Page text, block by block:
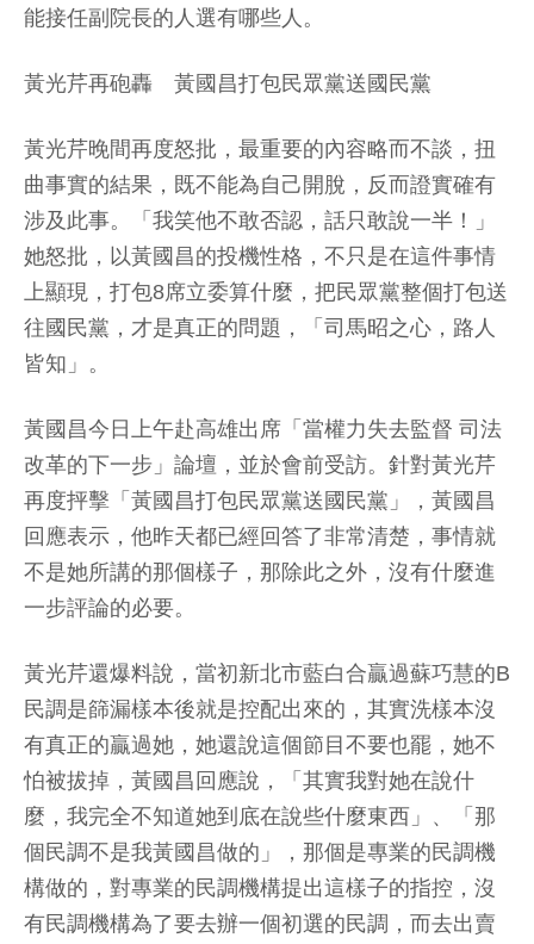
能接任副院長的人選有哪些人。
黃光芹再砲轟 黃國昌打包民眾黨送國民黨
黃光芹晚間再度怒批，最重要的內容略而不談，扭
曲事實的結果，既不能為自己開脫，反而證實確有
涉及此事。「我笑他不敢否認，話只敢說一半！」
她怒批，以黃國昌的投機性格，不只是在這件事情
上顯現，打包8席立委算什麼，把民眾黨整個打包送
往國民黨，才是真正的問題，「司馬昭之心，路人
皆知」。
黃國昌今日上午赴高雄出席「當權力失去監督 司法
改革的下一步」論壇，並於會前受訪。針對黃光芹
再度抨擊「黃國昌打包民眾黨送國民黨」，黃國昌
回應表示，他昨天都已經回答了非常清楚，事情就
不是她所講的那個樣子，那除此之外，沒有什麼進
一步評論的必要。
黃光芹還爆料說，當初新北市藍白合贏過蘇巧慧的B
民調是篩漏樣本後就是控配出來的，其實洗樣本沒
有真正的贏過她，她還說這個節目不要也罷，她不
怕被拔掉，黃國昌回應說，「其實我對她在說什
麼，我完全不知道她到底在說些什麼東西」、「那
個民調不是我黃國昌做的」，那個是專業的民調機
構做的，對專業的民調機構提出這樣子的指控，沒
有民調機構為了要去辦一個初選的民調，而去出賣